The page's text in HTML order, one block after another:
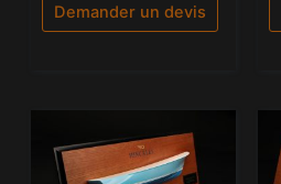
Demander un devis